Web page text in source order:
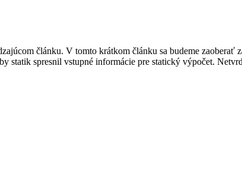
článku. V tomto krátkom článku sa budeme zaoberať
statik spresnil vstupné informácie pre statický výpočet.